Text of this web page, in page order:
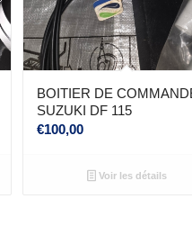
BOITIER DE
SUZUKI DF 115
€100,00
Voir les détails